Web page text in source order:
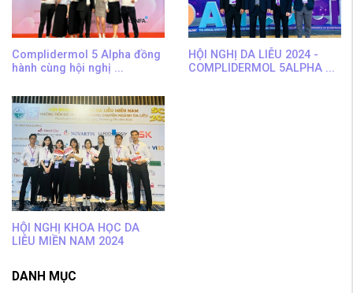
Complidermol 5 Alpha đồng
hành cùng hội nghị ...
HỘI NGHỊ DA LIỄU 2024 -
COMPLIDERMOL 5ALPHA ...
HỘI NGHỊ KHOA HỌC DA
LIỄU MIỀN NAM 2024
DANH MỤC